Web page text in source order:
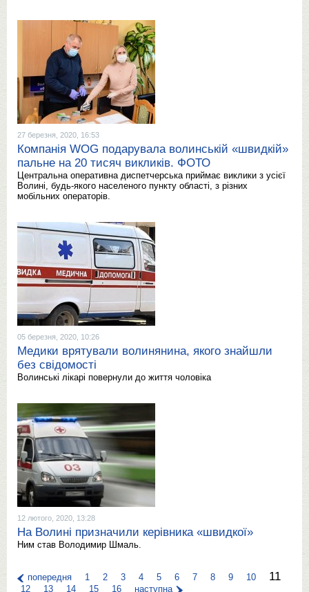
27 березня, 2020, 16:53
Компанія WOG подарувала волинській «швидкій»
пальне на 20 тисяч викликів. ФОТО
Центральна оперативна диспетчерська приймає виклики з усієї
Волині, будь-якого населеного пункту області, з різних
мобільних операторів.
05 березня, 2020, 10:26
Медики врятували волинянина, якого знайшли
без свідомості
Волинські лікарі повернули до життя чоловіка
12 лютого, 2020, 13:28
На Волині призначили керівника «швидкої»
Ним став Володимир Шмаль.
попередня 1 2 3 4 5 6 7 8 9 10 11
12 13 14 15 16 наступна